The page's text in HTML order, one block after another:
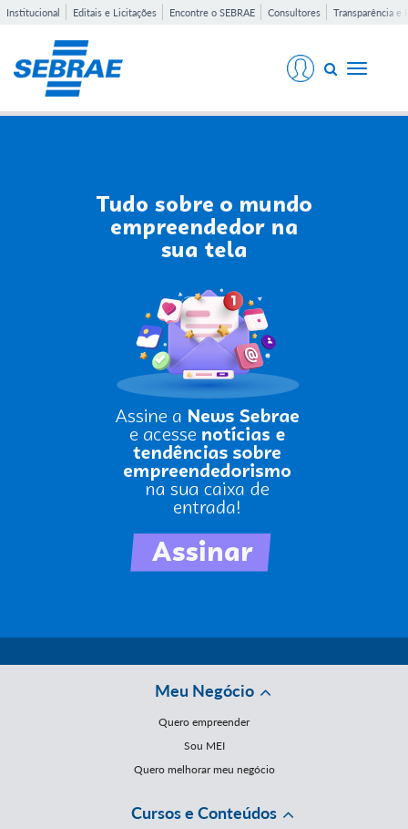
Institucional Editais e Licitações Encontre o SEBRAE Consultores Transparência e
Toggle
Meu Negócio
Quero empreender
Sou MEI
Quero melhorar meu negócio
Cursos e Conteúdos